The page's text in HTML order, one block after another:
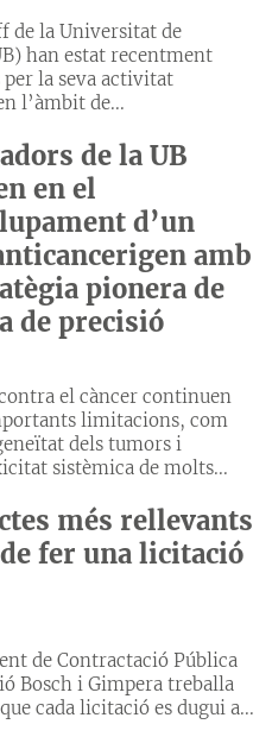
de la Universitat de
han estat recentment
per la seva activitat
l’àmbit de...
de la UB
en el
d’un
amb
pionera de
de precisió
el càncer continuen
limitacions, com
dels tumors i
sistèmica de molts...
més rellevants
fer una licitació
de Contractació Pública
Bosch i Gimpera treballa
cada licitació es dugui a...